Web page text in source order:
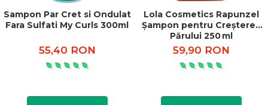
Sampon Par Cret si Ondulat
Fara Sulfati My Curls 300ml
55,40 RON
Lola Cosmetics Rapunzel
Șampon pentru Creșterea
Părului 250 ml
59,90 RON